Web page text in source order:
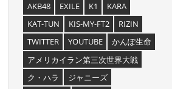
AKB48 EXILE K1
KARA
KAT-TUN
KIS-MY-FT2
RIZIN
TWITTER
YOUTUBE
かんぽ生命
アメリカイラン第三次世界大戦
ク・ハラ
ジャニーズ